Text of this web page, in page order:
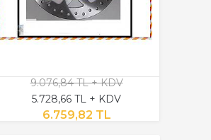
9.076,84 TL + KDV
5.728,66 TL + KDV
6.759,82 TL